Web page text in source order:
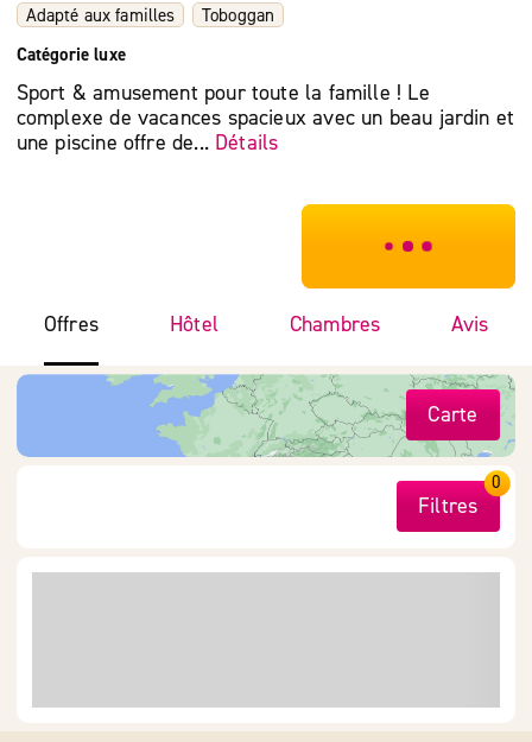
Adapté aux familles
Toboggan
Catégorie luxe
Sport & amusement pour toute la famille ! Le
complexe de vacances spacieux avec un beau jardin et
une piscine offre de... Détails
***************
Offres Hôtel Chambres Avis
Carte
Filtres
0